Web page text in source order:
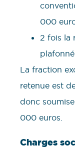
000
2 fois la
La fraction
retenue est
donc
000 euros.
Charges